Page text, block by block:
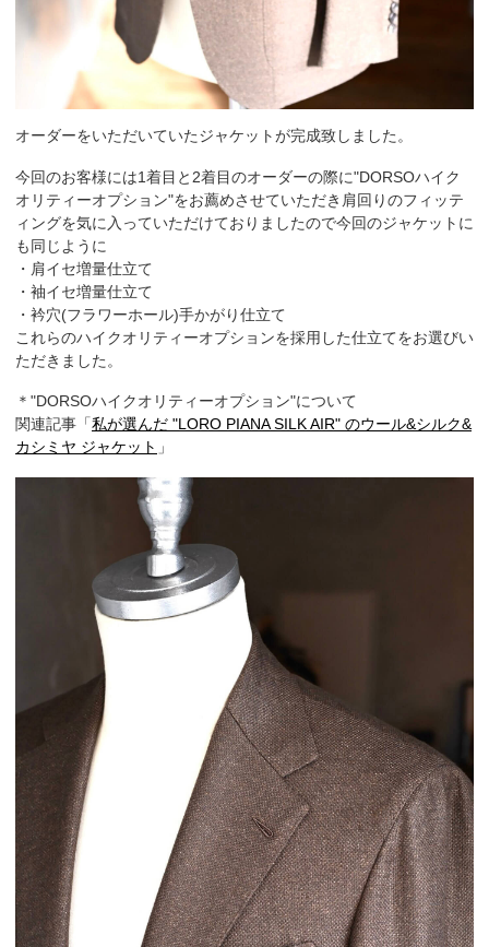
オーダーをいただいていたジャケットが完成致しました。
今回のお客様には1着目と2着目のオーダーの際に"DORSOハイク
オリティーオプション"をお薦めさせていただき肩回りのフィッテ
ィングを気に入っていただけておりましたので今回のジャケットに
も同じように
・肩イセ増量仕立て
・袖イセ増量仕立て
・衿穴(フラワーホール)手かがり仕立て
これらのハイクオリティーオプションを採用した仕立てをお選びい
ただきました。
＊"DORSOハイクオリティーオプション"について
関連記事「私が選んだ "LORO PIANA SILK AIR" のウール&シルク&
カシミヤ ジャケット 」